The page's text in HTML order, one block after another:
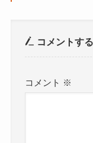
コメントする
コメント ※